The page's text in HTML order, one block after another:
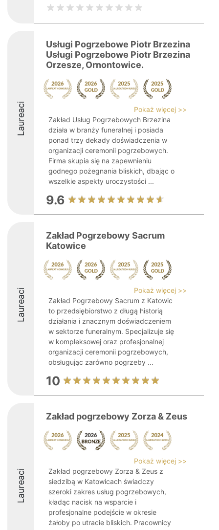
Laureaci
Usługi Pogrzebowe Piotr Brzezina
Usługi Pogrzebowe Piotr Brzezina
Orzesze, Ornontowice.
Pokaż więcej >>
Zakład Usług Pogrzebowych Brzezina
działa w branży funeralnej i posiada
ponad trzy dekady doświadczenia w
organizacji ceremonii pogrzebowych.
Firma skupia się na zapewnieniu
godnego pożegnania bliskich, dbając o
wszelkie aspekty uroczystości ...
9.6
Laureaci
Zakład Pogrzebowy Sacrum
Katowice
Pokaż więcej >>
Zakład Pogrzebowy Sacrum z Katowic
to przedsiębiorstwo z długą historią
działania i znacznym doświadczeniem
w sektorze funeralnym. Specjalizuje się
w kompleksowej oraz profesjonalnej
organizacji ceremonii pogrzebowych,
obsługując zarówno pogrzeby ...
10
Laureaci
Zakład pogrzebowy Zorza & Zeus
Pokaż więcej >>
Zakład pogrzebowy Zorza & Zeus z
siedzibą w Katowicach świadczy
szeroki zakres usług pogrzebowych,
kładąc nacisk na wsparcie i
profesjonalne podejście w okresie
żałoby po utracie bliskich. Pracownicy